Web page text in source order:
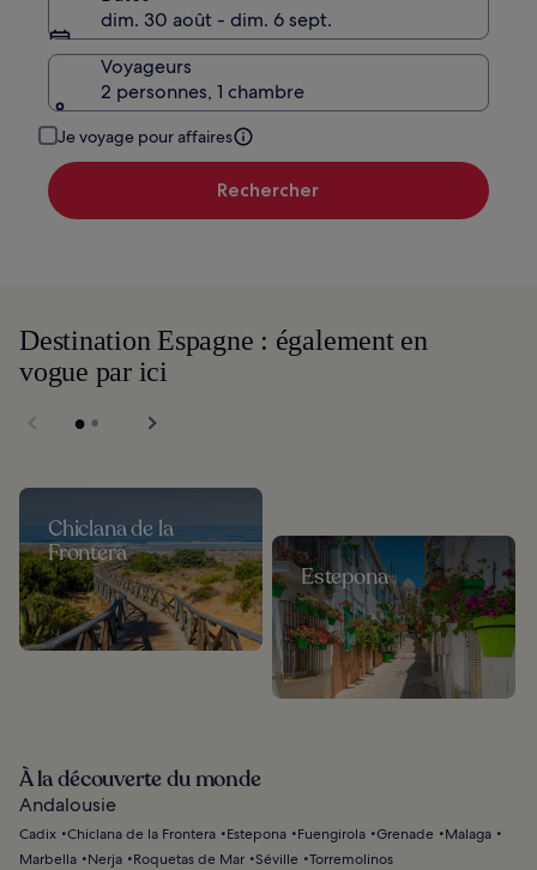
dim. 30 août - dim. 6 sept.
Voyageurs
2 personnes, 1 chambre
Je voyage pour affaires
Rechercher
Destination Espagne : également en
vogue par ici
Chiclana de la
Frontera
Estepona
À la découverte du monde
Andalousie
Cadix Chiclana de la Frontera Estepona Fuengirola Grenade
Malaga
Marbella
Nerja Roquetas de Mar Séville Torremolinos